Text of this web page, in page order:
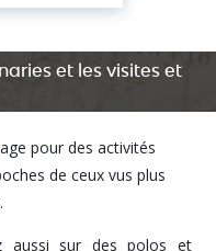
et les visites et
pour des activités
de ceux vus plus
aussi sur des polos et